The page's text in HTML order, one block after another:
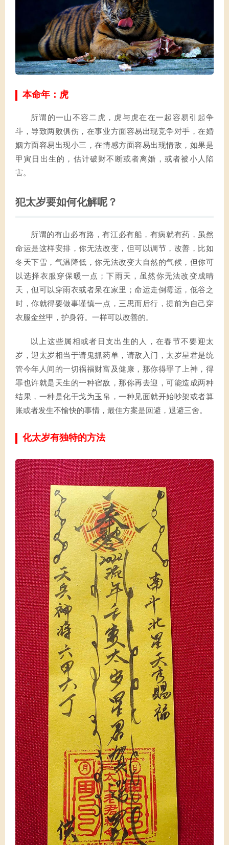
本命年：虎
所谓的一山不容二虎，虎与虎在在一起容易引起争
斗，导致两败俱伤，在事业方面容易出现竞争对手，在婚
姻方面容易出现小三，在情感方面容易出现情敌，如果是
甲寅日出生的，估计破财不断或者离婚，或者被小人陷
害。
犯太岁要如何化解呢？
所谓的有山必有路，有江必有船，有病就有药，虽然
命运是这样安排，你无法改变，但可以调节，改善，比如
冬天下雪，气温降低，你无法改变大自然的气候，但你可
以选择衣服穿保暖一点；下雨天，虽然你无法改变成晴
天，但可以穿雨衣或者呆在家里；命运走倒霉运，低谷之
时，你就得要做事谨慎一点，三思而后行，提前为自己穿
衣服金丝甲，护身符。一样可以改善的。
以上这些属相或者日支出生的人，在春节不要迎太
岁，迎太岁相当于请鬼抓药单，请敌入门，太岁星君是统
管今年人间的一切祸福财富及健康，那你得罪了上神，得
罪也许就是天生的一种宿敌，那你再去迎，可能造成两种
结果，一种是化干戈为玉帛，一种见面就开始吵架或者算
账或者发生不愉快的事情，最佳方案是回避，退避三舍。
化太岁有独特的方法